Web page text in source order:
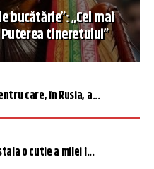
bucătărie”: „Cel mai
tineretului”
care, în Rusia, a...
o cutie a milei î...